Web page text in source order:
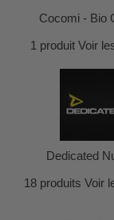
Cocomi - Bio
1 produit Voir
Dedicated
18 produits Voir